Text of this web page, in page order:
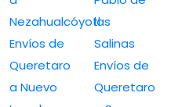
Nezahualcóyotl
Envíos de
Queretaro
a Nuevo
las
Salinas
Envíos de
Queretaro